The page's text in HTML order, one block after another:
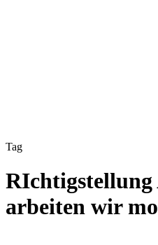
Tag
RIchtigstellung
arbeiten wir